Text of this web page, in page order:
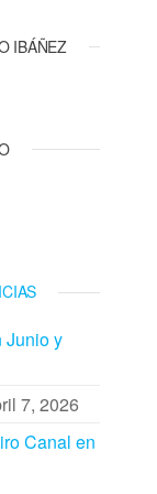
IBÁÑEZ
Junio y
7, 2026
Canal en